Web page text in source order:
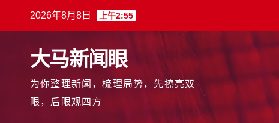
2026年8月8日 上午2:55
大马新闻眼
为你整理新闻，梳理局势，先擦亮双
眼，后眼观四方